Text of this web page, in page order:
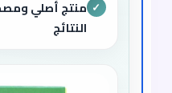
✓ منتج أصلي
النتائج